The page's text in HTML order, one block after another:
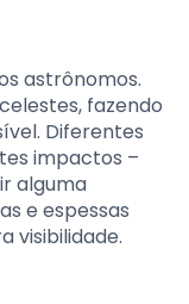
astrônomos.
fazendo
Diferentes
impactos –
alguma
e espessas
visibilidade.